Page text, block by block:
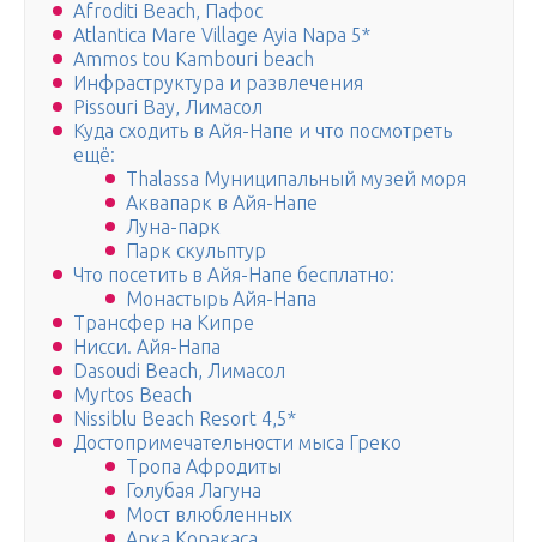
Afroditi Beach, Пафос
Atlantica Mare Village Ayia Napa 5*
Ammos tou Kambouri beach
Инфраструктура и развлечения
Pissouri Bay, Лимасол
Куда сходить в Айя-Напе и что посмотреть
ещё:
Thalassa Муниципальный музей моря
Аквапарк в Айя-Напе
Луна-парк
Парк скульптур
Что посетить в Айя-Напе бесплатно:
Монастырь Айя-Напа
Трансфер на Кипре
Нисси. Айя-Напа
Dasoudi Beach, Лимасол
Myrtos Beach
Nissiblu Beach Resort 4,5*
Достопримечательности мыса Греко
Тропа Афродиты
Голубая Лагуна
Мост влюбленных